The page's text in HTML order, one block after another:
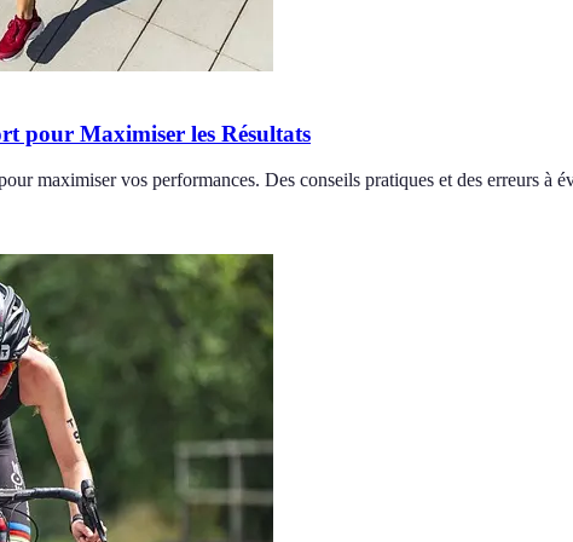
pour Maximiser les Résultats
maximiser vos performances. Des conseils pratiques et des erreurs à